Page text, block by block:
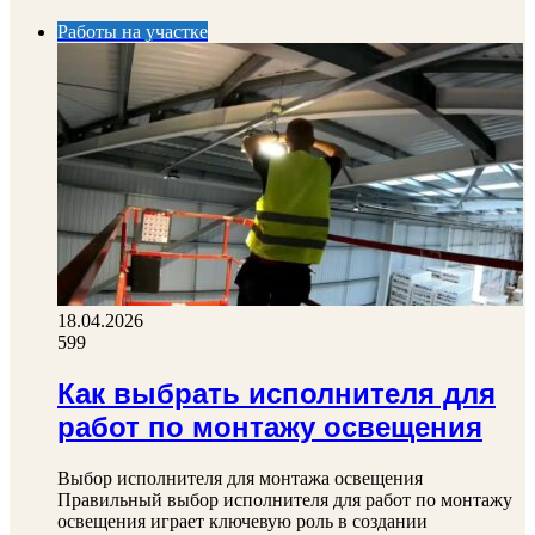
Работы на участке
18.04.2026
599
Как выбрать исполнителя для
работ по монтажу освещения
Выбор исполнителя для монтажа освещения
Правильный выбор исполнителя для работ по монтажу
освещения играет ключевую роль в создании